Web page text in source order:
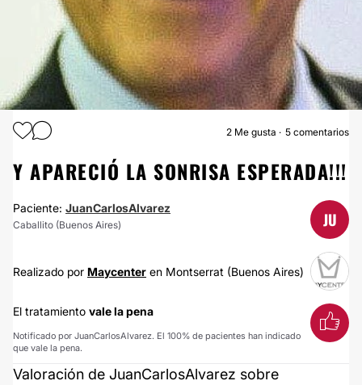
BLANQUEAMIENTO DENTAL
2 Me gusta 5 comentarios
Y APARECIÓ LA SONRISA ESPERADA!!!
Paciente: JuanCarlosAlvarez
Caballito (Buenos Aires) JU
Realizado por Maycenter en Montserrat (Buenos Aires)
El tratamiento vale la pena
Notificado por JuanCarlosAlvarez. El 100% de pacientes han indicado
que vale la pena.
Valoración de JuanCarlosAlvarez sobre